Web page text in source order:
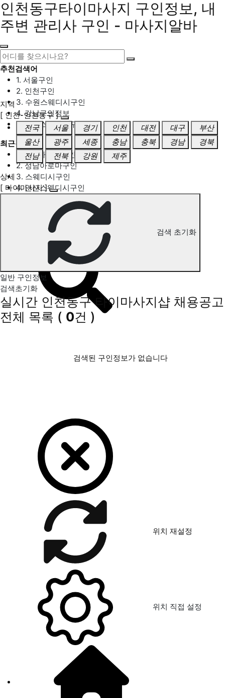
인천동구타이마사지 구인정보, 내
주변 관리사 구인 - 마사지알바
추천검색어
1. 서울구인
2. 인천구인
3. 수원스웨디시구인
4. 강남구인정보
5. 동탄스웨디시구인
최근검색어
1. 일산마사지구인
2. 성남아로마구인
3. 스웨디시구인
4. 안산스웨디시구인
인천동구 타이마사지 구인정보
지역
[ 인천-인천동구 ]
전국
서울 경기 인천 대전 대구
부산
울산
광주 세종 충남 충북 경남
경북
전남
전북 강원 제주
상세
[ 타이마사지 ]
검색 초기화
일반 구인정보
검색초기화
실시간 인천동구 타이마사지샵 채용공고
전체 목록 ( 0건 )
검색된 구인정보가 없습니다
위치 재설정
위치 직접 설정